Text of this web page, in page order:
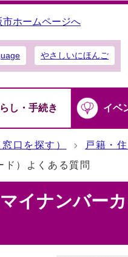
市ホームページへ
やさしいにほんご
し・手続き イベ
口を探す）
戸籍・
ド）よくある質問
イナンバー